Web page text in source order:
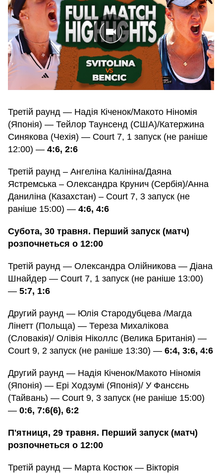
Третій раунд — Надія Кіченок/Макото Ніномія
(Японія) — Тейлор Таунсенд (США)/Катержина
Синякова (Чехія) — Court 7, 1 запуск (не раніше
12:00) — 4:6, 2:6
Третій раунд – Ангеліна Калініна/Даяна
Ястремська – Олександра Крунич (Сербія)/Анна
Даниліна (Казахстан) – Court 7, 3 запуск (не
раніше 15:00) — 4:6, 4:6
Субота, 30 травня. Перший запуск (матч)
розпочнеться о 12:00
Третій раунд — Олександра Олійникова — Діана
Шнайдер — Court 7, 1 запуск (не раніше 13:00)
— 5:7, 1:6
Другий раунд — Юлія Стародубцева /Магда
Лінетт (Польща) — Тереза Михалікова
(Словакія)/ Олівія Ніколлс (Велика Британія) —
Court 9, 2 запуск (не раніше 13:30) — 6:4, 3:6, 4:6
Другий раунд — Надія Кіченок/Макото Ніномія
(Японія) — Ері Ходзумі (Японія)/ У Фансєнь
(Тайвань) — Court 9, 3 запуск (не раніше 15:00)
— 0:6, 7:6(6), 6:2
П'ятниця, 29 травня. Перший запуск (матч)
розпочнеться о 12:00
Третій раунд — Марта Костюк — Вікторія